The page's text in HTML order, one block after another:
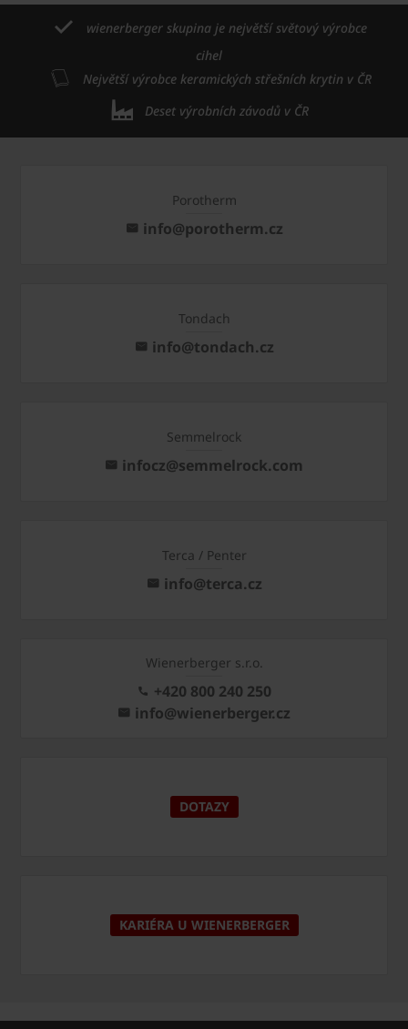
wienerberger skupina je největší světový výrobce
cihel
Největší výrobce keramických střešních krytin v ČR
Deset výrobních závodů v ČR
Porotherm
info@porotherm.cz
Tondach
info@tondach.cz
Semmelrock
infocz@semmelrock.com
Terca / Penter
info@terca.cz
Wienerberger s.r.o.
+420 800 240 250
info@wienerberger.cz
DOTAZY
KARIÉRA U WIENERBERGER